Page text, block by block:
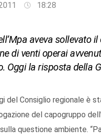
18:28
aveva sollevato il
di venti operai
Oggi la risposta della
del Consiglio regionale è
del capogruppo
questione ambiente.